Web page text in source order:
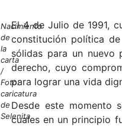
Nacimiento
de
la
carta
/
Foto:
caricatura
de
Selenita
El 4 de Julio de 1991,
constitución política
sólidas para un nuevo
derecho, cuyo
para lograr una vida
Desde este momento
cuales en un principio